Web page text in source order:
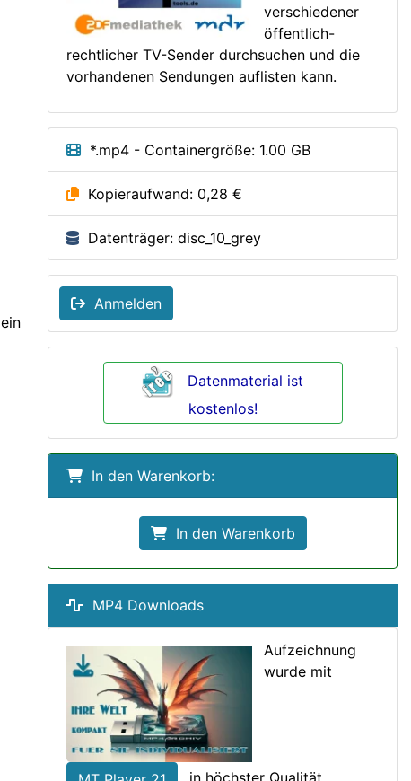
verschiedener
öffentlich-
rechtlicher TV-Sender durchsuchen und die
vorhandenen Sendungen auflisten kann.
*.mp4 - Containergröße: 1.00 GB
Kopieraufwand: 0,28 €
Datenträger: disc_10_grey
Anmelden
Datenmaterial ist
kostenlos!
In den Warenkorb:
In den Warenkorb
MP4 Downloads
Aufzeichnung
wurde mit